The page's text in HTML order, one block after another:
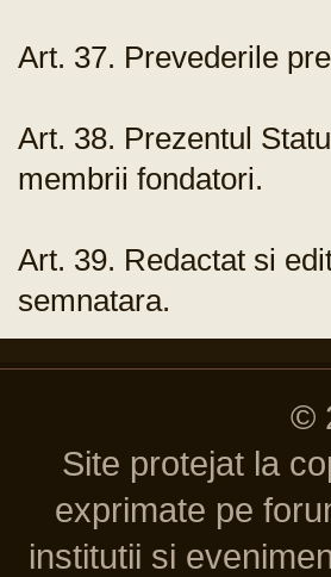
Art. 37. Prevederile
Art. 38. Prezentul
membrii fondatori.
Art. 39. Redactat si
semnatara.
©
Site protejat la
exprimate pe
institutii si